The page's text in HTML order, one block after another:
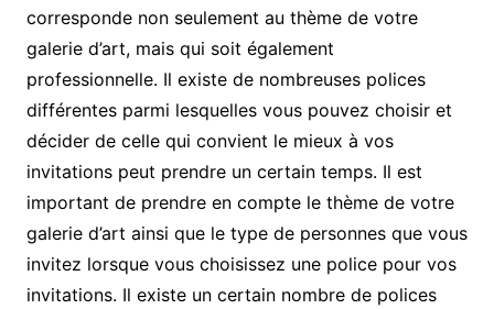
corresponde non seulement au thème de votre
galerie d’art, mais qui soit également
professionnelle. Il existe de nombreuses polices
différentes parmi lesquelles vous pouvez choisir et
décider de celle qui convient le mieux à vos
invitations peut prendre un certain temps. Il est
important de prendre en compte le thème de votre
galerie d’art ainsi que le type de personnes que vous
invitez lorsque vous choisissez une police pour vos
invitations. Il existe un certain nombre de polices